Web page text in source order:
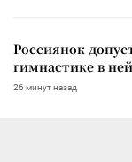
Россиянок
гимнастике в
26 минут назад